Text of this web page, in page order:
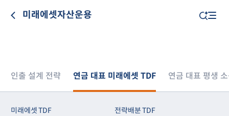
미래에셋자산운용
인출 설계 전략 연금 대표 미래에셋 TDF 연금 대표 평생
미래에셋 TDF 전략배분 TDF